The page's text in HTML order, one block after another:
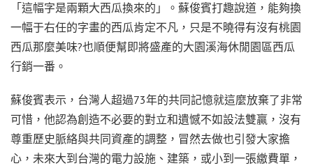
「這幅字是兩顆大西瓜換來的」。蘇俊賓打趣說道，能夠換
一幅于右任的字畫的西瓜肯定不凡，只是不曉得有沒有桃園
西瓜那麼美味?也順便幫即將盛產的大園溪海休閒園區西瓜
行銷一番。
蘇俊賓表示，台灣人超過73年的共同記憶就這麼放棄了非常
可惜，他認為創造不必要的對立和遺憾不如設法雙贏，沒有
尊重歷史脈絡與共同資產的調整，冒然去做也引發大家擔
心，未來大到台灣的電力設施、建築，或小到一張繳費單，